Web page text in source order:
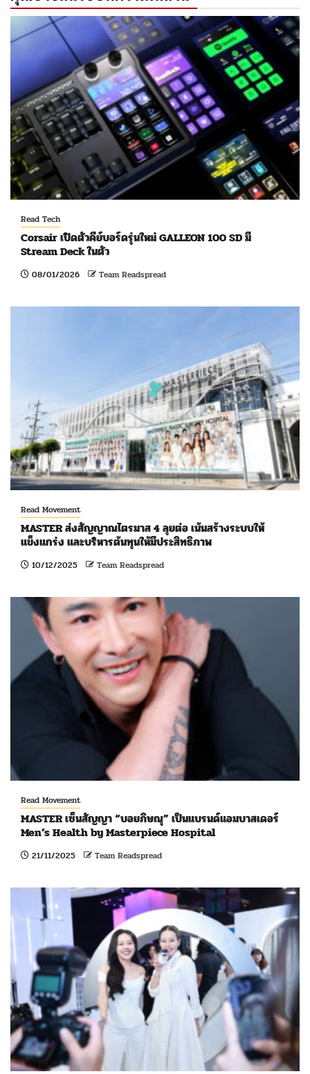
Read Tech
Corsair เปิดตัวคีย์บอร์ดรุ่นใหม่ GALLEON 100 SD มี
Stream Deck ในตัว
08/01/2026 Team Readspread
Read Movement
MASTER ส่งสัญญาณไตรมาส 4 ลุยต่อ เน้นสร้างระบบให้
แข็งแกร่ง และบริหารต้นทุนให้มีประสิทธิภาพ
10/12/2025 Team Readspread
Read Movement
MASTER เซ็นสัญญา “บอยภิษณุ” เป็นแบรนด์แอมบาสเดอร์
Men’s Health by Masterpiece Hospital
21/11/2025 Team Readspread